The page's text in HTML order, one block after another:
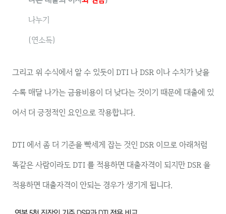
나누기
(연소득)
그리고 위 수식에서 알 수 있듯이 DTI 나 DSR 이나 수치가 낮을
수록 매달 나가는 금융비용이 더 낮다는 것이기 때문에 대출에 있
어서 더 긍정적인 요인으로 작용합니다.
DTI 에서 좀 더 기준을 빡세게 잡는 것인 DSR 이므로 아래처럼
똑같은 사람이라도 DTI 를 적용하면 대출자격이 되지만 DSR 을
적용하면 대출자격이 안되는 경우가 생기게 됩니다.